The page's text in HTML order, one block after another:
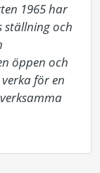
1965 har
och
öppen och
för en